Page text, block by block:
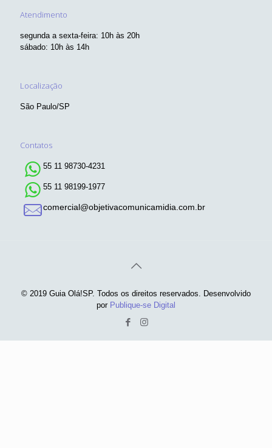
Atendimento
segunda a sexta-feira: 10h às 20h
sábado: 10h às 14h
Localização
São Paulo/SP
Contatos
55 11 98730-4231
55 11 98199-1977
comercial@objetivacomunicamidia.com.br
© 2019 Guia Olá!SP. Todos os direitos reservados. Desenvolvido
por Publique-se Digital